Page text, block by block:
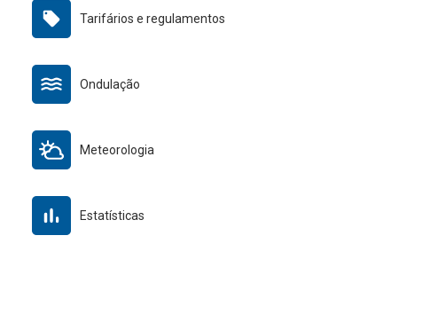
Tarifários e regulamentos
Ondulação
Meteorologia
Estatísticas